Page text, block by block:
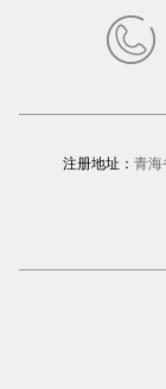
注册地址： 青海